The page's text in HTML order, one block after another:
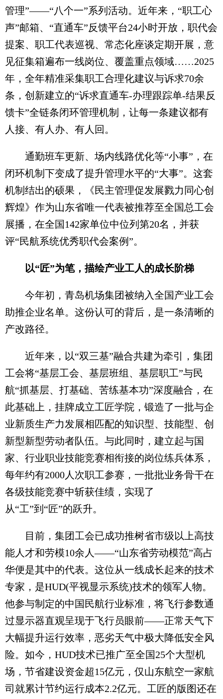
管理”——“八个一”系列活动。近年来，“职工心
声”邮箱、“直通车”反馈平台24小时开放，职代会
提案、职工代表巡视、常态化座谈定期开展，意
见征集箱遍布一线岗位、覆盖重点领域……2025
年，全年精准采集职工合理化建议与诉求70余
条，创新建立的“诉求直通车-办理跟踪单-结果反
馈卡”全链条闭环管理机制，让每一条建议都有
人接、有人办、有人回。
通勤班车更新、场内线路优化等“小事”，在
闭环机制下变成了提升管理水平的“大事”。这套
机制结出的硕果，《民主管理促发展戮力同心创
辉煌》作为山东省唯一代表被推荐至全国总工会
展播，在全国142家单位中位列第20名，并获
评“民航系统优秀职代会案例”。
以“匠”为笔，描绘产业工人的成长阶梯
今年初，青岛机场集团被纳入全国产业工会
助推企业名单。这份认可的背后，是一条清晰的
产改路径。
近年来，以“双三基”融合共建为牵引，集团
工会将“基层工会、基层班组、基层职工”与民
航“抓基层、打基础、苦练基本功”深度融合，在
此基础上，挂牌成立工匠学院，锻造了一批与企
业新质生产力发展相匹配的知识型、技能型、创
新型新型劳动者队伍。与此同时，建立起与国
家、行业职业技能竞赛相衔接的岗位练兵体系，
每年约有2000人次职工参赛，一批批业务骨干在
各级技能竞赛中斩获佳绩，实现了
从“工”到“匠”的跃升。
目前，集团工会已成功推树省市级以上高技
能人才和劳模10余人——“山东省劳动模范”高占
华便是其中的代表。这位从一线成长起来的技术
专家，是HUD(平视显示系统)技术的领军人物。
他参与制定的中国民航行业标准，将飞行参数通
过显示器直观呈现于飞行员眼前——正常天气下
大幅提升运行效率，恶劣天气中极大降低安全风
险。如今，HUD技术已推广至全国25个大型机
场，节省建设资金超15亿元，仅山东航空一家航
司就累计节约运行成本2.2亿元。工匠的版图还在